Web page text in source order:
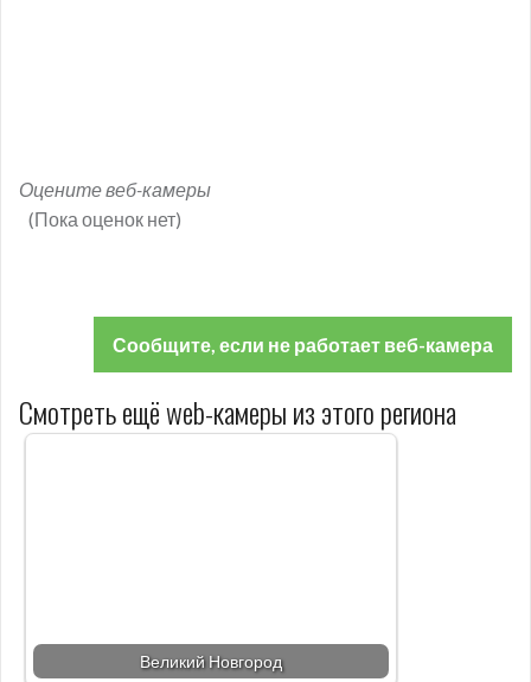
Оцените веб-камеры
(Пока оценок нет)
Сообщите, если не работает веб-камера
Смотреть ещё web-камеры из этого региона
Великий Новгород